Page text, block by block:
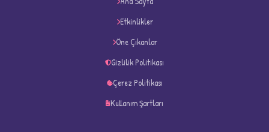
Etkinlikler
Öne Çıkanlar
Gizlilik Politikası
Çerez Politikası
Kullanım Şartları